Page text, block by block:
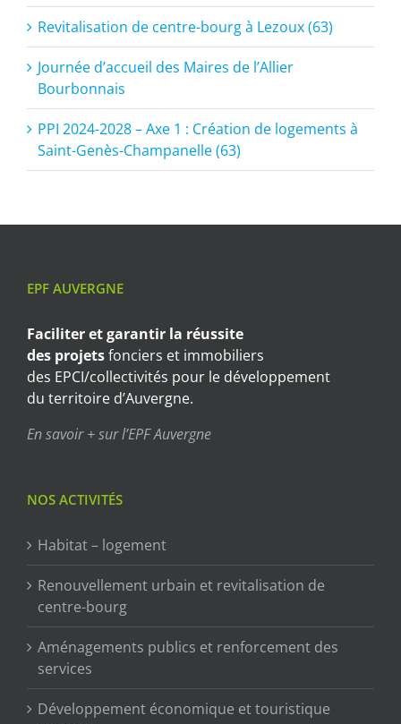
Revitalisation de centre-bourg à Lezoux (63)
Journée d’accueil des Maires de l’Allier
Bourbonnais
PPI 2024-2028 – Axe 1 : Création de logements à
Saint-Genès-Champanelle (63)
EPF AUVERGNE
Faciliter et garantir la réussite
des projetsfonciers et immobiliers
des EPCI/collectivités pour le développement
du territoire d’Auvergne.
En savoir + sur l’EPF Auvergne
NOS ACTIVITÉS
Habitat – logement
Renouvellement urbain et revitalisation de
centre-bourg
Aménagements publics et renforcement des
services
Développement économique et touristique